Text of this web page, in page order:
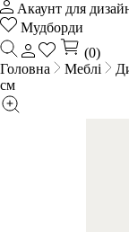
Акаунт для
Мудборди
(0)
Головна
Меблі
см